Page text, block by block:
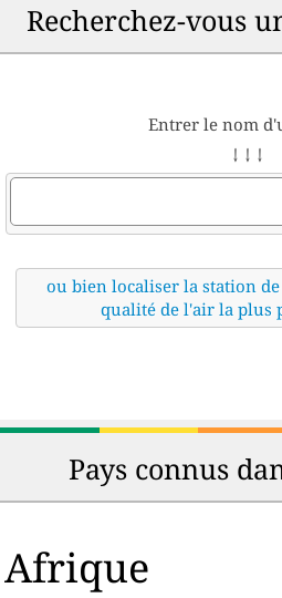
Recherchez-vous
Entrer le nom
↓ ↓ ↓
ou bien localiser la station
qualité de l'air la plus
Pays connus
Afrique